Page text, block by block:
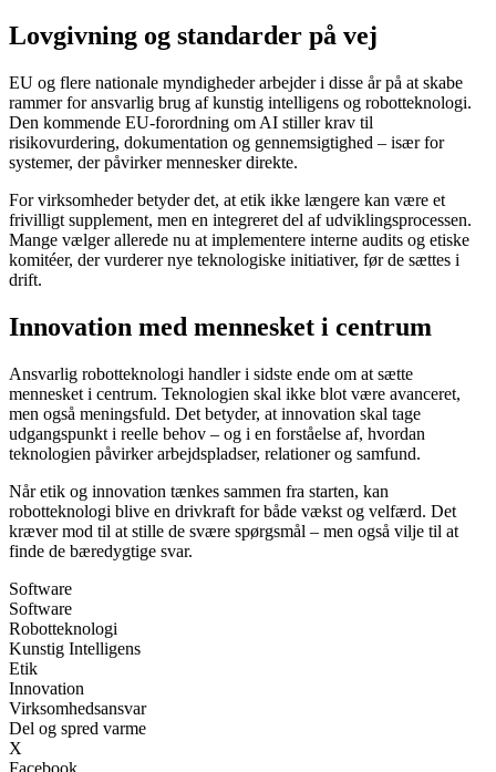
Lovgivning og standarder på vej
EU og flere nationale myndigheder arbejder i disse år på at skabe
rammer for ansvarlig brug af kunstig intelligens og robotteknologi.
Den kommende EU-forordning om AI stiller krav til
risikovurdering, dokumentation og gennemsigtighed – især for
systemer, der påvirker mennesker direkte.
For virksomheder betyder det, at etik ikke længere kan være et
frivilligt supplement, men en integreret del af udviklingsprocessen.
Mange vælger allerede nu at implementere interne audits og etiske
komitéer, der vurderer nye teknologiske initiativer, før de sættes i
drift.
Innovation med mennesket i centrum
Ansvarlig robotteknologi handler i sidste ende om at sætte
mennesket i centrum. Teknologien skal ikke blot være avanceret,
men også meningsfuld. Det betyder, at innovation skal tage
udgangspunkt i reelle behov – og i en forståelse af, hvordan
teknologien påvirker arbejdspladser, relationer og samfund.
Når etik og innovation tænkes sammen fra starten, kan
robotteknologi blive en drivkraft for både vækst og velfærd. Det
kræver mod til at stille de svære spørgsmål – men også vilje til at
finde de bæredygtige svar.
Software
Software
Robotteknologi
Kunstig Intelligens
Etik
Innovation
Virksomhedsansvar
Del og spred varme
X